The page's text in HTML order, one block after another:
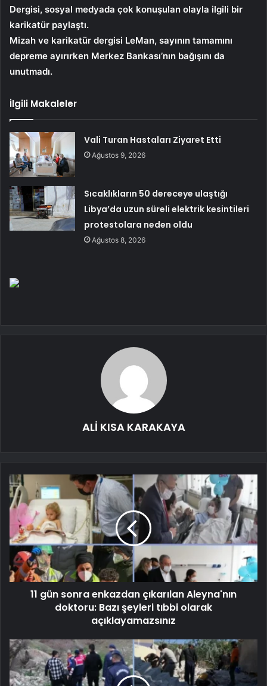
Dergisi, sosyal medyada çok konuşulan olayla ilgili bir
karikatür paylaştı.
Mizah ve karikatür dergisi LeMan, sayının tamamını
depreme ayırırken Merkez Bankası’nın bağışını da
unutmadı.
İlgili Makaleler
Vali Turan Hastaları Ziyaret Etti
Ağustos 9, 2026
Sıcaklıkların 50 dereceye ulaştığı
Libya’da uzun süreli elektrik kesintileri
protestolara neden oldu
Ağustos 8, 2026
ALİ KISA KARAKAYA
11 gün sonra enkazdan çıkarılan Aleyna'nın
doktoru: Bazı şeyleri tıbbi olarak
açıklayamazsınız